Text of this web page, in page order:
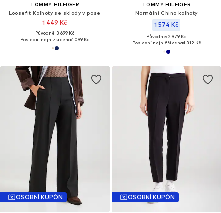
TOMMY HILFIGER
Loosefit Kalhoty se sklady v pase
1 449 Kč
Původně: 3 699 Kč
Poslední nejnižší cena:1 099 Kč
TOMMY HILFIGER
Normální Chino kalhoty
1 574 Kč
Původně: 2 979 Kč
Poslední nejnižší cena:1 312 Kč
OSOBNÍ KUPÓN OSOBNÍ KUPÓN